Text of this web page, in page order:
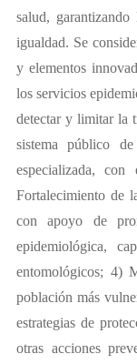
salud,
igualdad. Se
y elementos
los servicios
detectar y limitar la
sistema público
especializada,
Fortalecimiento de
con apoyo de
epidemiológica,
entomológicos; 4)
población más
estrategias de
otras acciones